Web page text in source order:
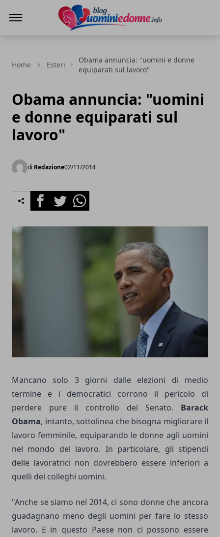
Home Esteri
Obama annuncia: "uomini e donne
equiparati sul lavoro"
Obama annuncia: "uomini
e donne equiparati sul
lavoro"
di Redazione02/11/2014
FacebookTwitterWhatsapp
Mancano solo 3 giorni dalle elezioni di medio
termine e i democratici corrono il pericolo di
perdere pure il controllo del Senato. Barack
Obama, intanto, sottolinea che bisogna migliorare il
lavoro femminile, equiparando le donne agli uomini
nel mondo del lavoro. In particolare, gli stipendi
delle lavoratrici non dovrebbero essere inferiori a
quelli dei colleghi uomini.
"Anche se siamo nel 2014, ci sono donne che ancora
guadagnano meno degli uomini per fare lo stesso
lavoro. E in questo Paese non ci possono essere